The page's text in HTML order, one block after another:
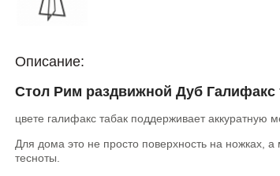
Описание:
Стол Рим раздвижной Дуб Галифакс
цвете галифакс табак поддерживает аккуратную
Для дома это не просто поверхность на ножках,
тесноты.